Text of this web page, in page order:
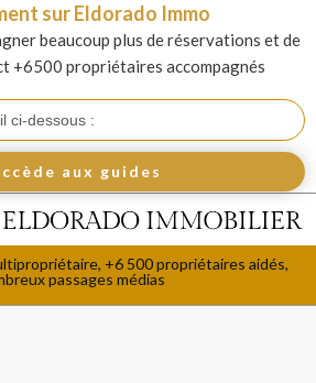
sur Eldorado Immo
beaucoup plus de réservations et de
+6500 propriétaires accompagnés
aux guides
+6 500 propriétaires aidés,
passages médias